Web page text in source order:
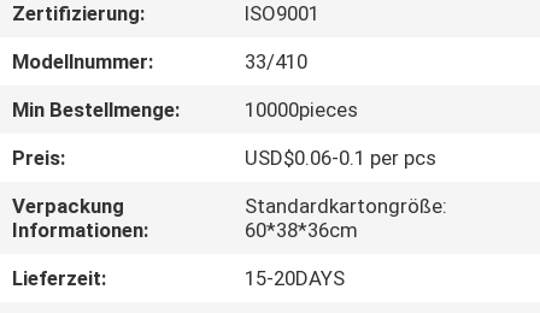
ÜBER
UNS
WERKSBESICHTIGUNG
QUALITÄTSKONTROLLE
Zertifizierung:
ISO9001
Modellnummer:
33/410
Min Bestellmenge:
10000pieces
Preis:
USD$0.06-0.1 per pcs
Verpackung
Informationen:
Standardkartongröße:
60*38*36cm
Lieferzeit:
15-20DAYS